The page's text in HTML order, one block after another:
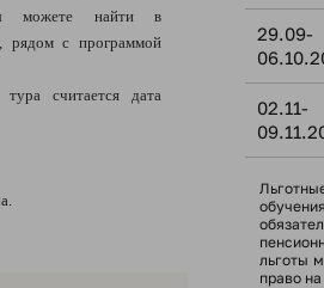
можете найти в
рядом с программой
считается дата
29.09-
02.11-
льготы
право